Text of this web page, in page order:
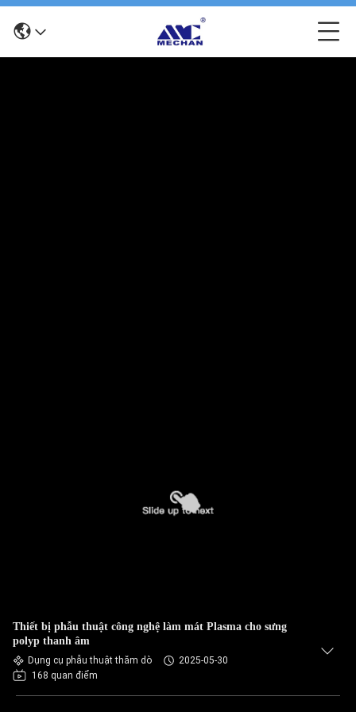
Thiết bị phẫu thuật công nghệ làm mát Plasma cho sưng
polyp thanh âm
Dụng cụ phẫu thuật thăm dò
2025-05-30
168 quan điểm